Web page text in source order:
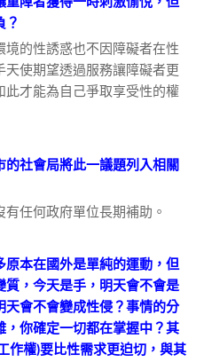
？
的性誘惑也不因障礙者在性
使期望透過服務讓障礙者更
此才能為自己爭取享受性的權
的社會局將此一議題列入相關
任何政府單位長期補助。
原本在國外是單純的運動，但
質，今天是手，明天會不會是
會不會變成性侵？事情的分
，你確定一切都在掌握中？其
作權)要比性需求更迫切，與其